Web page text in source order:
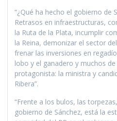
“¿Qué ha hecho el gobierno de
Retrasos en infraestructuras,
la Ruta de la Plata, incumplir
la Reina, demonizar el sector
frenar las inversiones en
lobo y el ganadero y muchos
protagonista: la ministra y
Ribera”.
“Frente a los bulos, las
gobierno de Sánchez, está la